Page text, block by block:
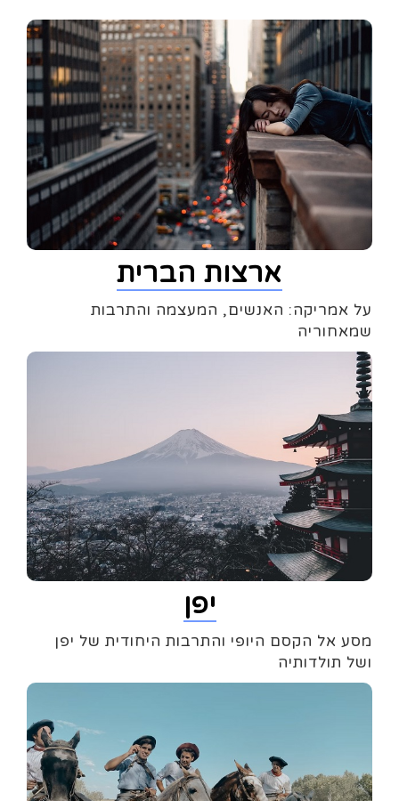
ארצות הברית
על אמריקה: האנשים, המעצמה והתרבות
שמאחוריה
יפן
מסע אל הקסם היופי והתרבות היחודית של יפן
ושל תולדותיה